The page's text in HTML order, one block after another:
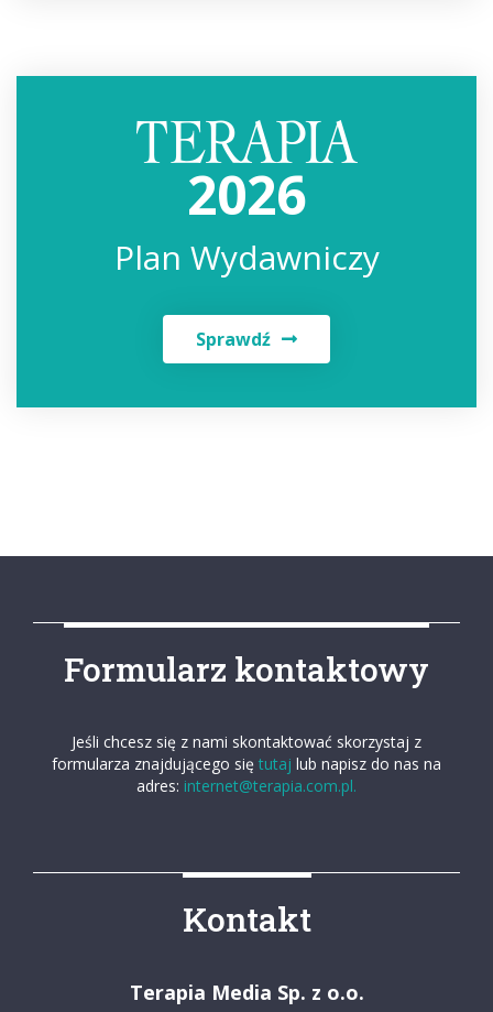
2026
Plan Wydawniczy
Sprawdź
Formularz kontaktowy
Jeśli chcesz się z nami skontaktować skorzystaj z
formularza znajdującego się tutaj lub napisz do nas na
adres: internet@terapia.com.pl.
Kontakt
Terapia Media Sp. z o.o.